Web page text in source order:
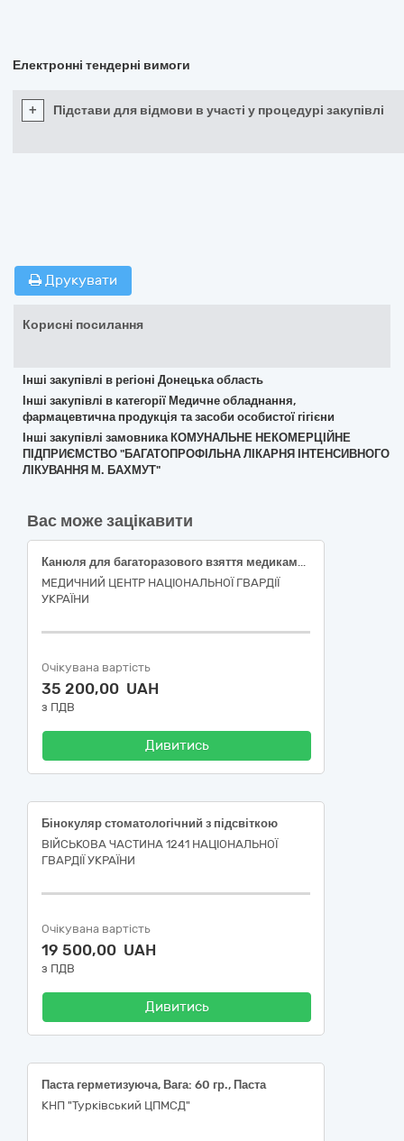
Електронні тендерні вимоги
+ Підстави для відмови в участі у процедурі закупівлі
Друкувати
Корисні посилання
Інші закупівлі в регіоні Донецька область
Інші закупівлі в категорії Медичне обладнання,
фармацевтична продукція та засоби особистої гігієни
Інші закупівлі замовника КОМУНАЛЬНЕ НЕКОМЕРЦІЙНЕ
ПІДПРИЄМСТВО "БАГАТОПРОФІЛЬНА ЛІКАРНЯ ІНТЕНСИВНОГО
ЛІКУВАННЯ М. БАХМУТ"
Вас може зацікавити
Канюля для багаторазового взяття медикаментів з антибактеріальним фільтром для фільтрації повітря та фільтром тонкої очистки розчину (червона)
МЕДИЧНИЙ ЦЕНТР НАЦІОНАЛЬНОЇ ГВАРДІЇ
УКРАЇНИ
Очікувана вартість
35 200,00 UAH
з ПДВ
Дивитись
Бінокуляр стоматологічний з підсвіткою
ВІЙСЬКОВА ЧАСТИНА 1241 НАЦІОНАЛЬНОЇ
ГВАРДІЇ УКРАЇНИ
Очікувана вартість
19 500,00 UAH
з ПДВ
Дивитись
Паста герметизуюча, Вага: 60 гр., Паста
КНП "Турківський ЦПМСД"